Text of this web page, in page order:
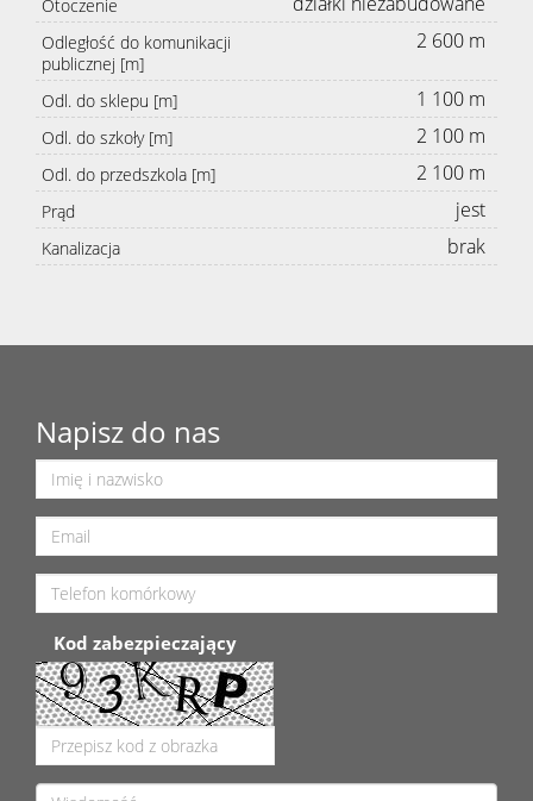
Otoczenie
Odległość do komunikacji
publicznej [m]
2 600 m
Odl. do sklepu [m] 1 100 m
Odl. do szkoły [m] 2 100 m
Odl. do przedszkola [m] 2 100 m
Prąd jest
Kanalizacja brak
Napisz do nas
Kod zabezpieczający